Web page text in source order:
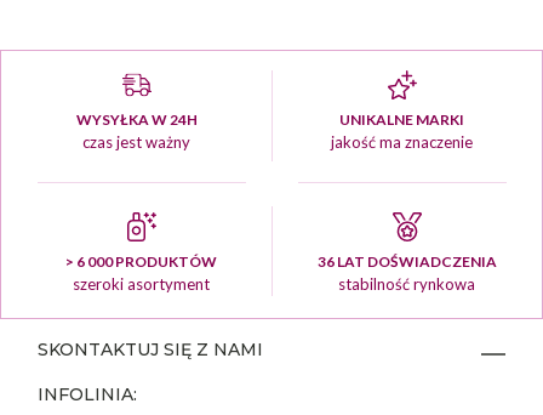
WYSYŁKA W 24H
czas jest ważny
UNIKALNE MARKI
jakość ma znaczenie
> 6 000 PRODUKTÓW
szeroki asortyment
36 LAT DOŚWIADCZENIA
stabilność rynkowa
SKONTAKTUJ SIĘ Z NAMI
INFOLINIA: